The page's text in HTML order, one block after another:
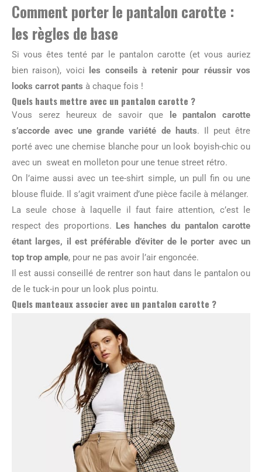
Comment porter le pantalon carotte :
les règles de base
Si vous êtes tenté par le pantalon carotte (et vous auriez
bien raison), voici
les conseils à retenir pour réussir vos
looks carrot pants à chaque fois !
Quels hauts mettre avec un pantalon carotte ?
Vous serez heureux de savoir que
le pantalon carotte
s’accorde avec une grande variété de hauts. Il peut être
porté avec une chemise blanche pour un look boyish-chic ou
avec un sweat en molleton pour une tenue street rétro.
On l’aime aussi avec un tee-shirt simple, un pull fin ou une
blouse fluide. Il s’agit vraiment d’une pièce facile à mélanger.
La seule chose à laquelle il faut faire attention, c’est le
respect des proportions. Les hanches du pantalon carotte
étant larges, il est préférable d’éviter de le porter avec un
top trop ample, pour ne pas avoir l’air engoncée.
Il est aussi conseillé de rentrer son haut dans le pantalon ou
de le tuck-in pour un look plus pointu.
Quels manteaux associer avec un pantalon carotte ?